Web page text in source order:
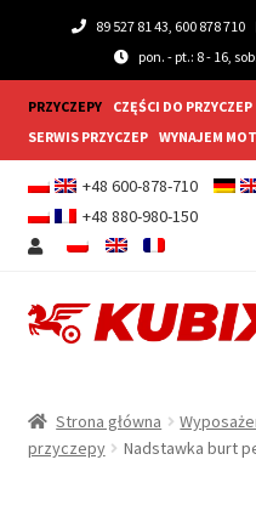
89 527 81 43, 600 878 710
pon. - pt.: 8 - 16,
PRZYCZEPY CZĘŚCI DO PRZYCZEP
SERWIS PRZYCZEP
WYNAJEM
+48 600-878-710
+48 880-980-150
Przejdź
Przejdź
Przyczepy gastronomiczne
Strona główna
przyczepy
Nadstawka burt